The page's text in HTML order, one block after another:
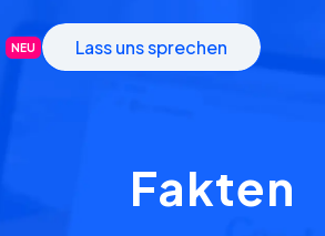
NEU Lass uns sprechen
Fakten